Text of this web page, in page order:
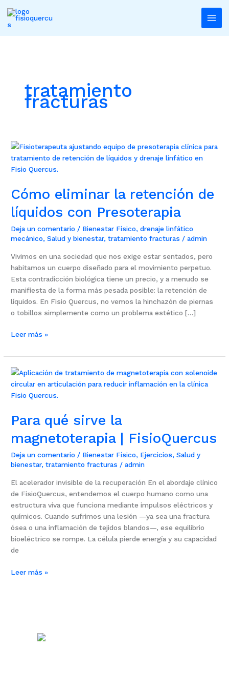
contenido
tratamiento
fracturas
Cómo eliminar la retención de
líquidos con Presoterapia
Deja un comentario / Bienestar Físico,drenaje linfático
mecánico,Salud y bienestar,tratamiento fracturas /admin
Vivimos en una sociedad que nos exige estar sentados, pero
habitamos un cuerpo diseñado para el movimiento perpetuo.
Esta contradicción biológica tiene un precio, y a menudo se
manifiesta de la forma más pesada posible: la retención de
líquidos. En Fisio Quercus, no vemos la hinchazón de piernas
o tobillos simplemente como un problema estético […]
Cómo
eliminar
la
de
con
Presoterapia
Leer más »
Para qué sirve la
magnetoterapia | FisioQuercus
Deja un comentario / Bienestar Físico, Ejercicios,Salud y
bienestar,tratamiento fracturas /admin
El acelerador invisible de la recuperación En el abordaje clínico
de FisioQuercus, entendemos el cuerpo humano como una
estructura viva que funciona mediante impulsos eléctricos y
químicos. Cuando sufrimos una lesión —ya sea una fractura
ósea o una inflamación de tejidos blandos—, ese equilibrio
bioeléctrico se rompe. La célula pierde energía y su capacidad
de
Para
qué
sirve
magnetoterapia
FisioQuercus
Leer más »